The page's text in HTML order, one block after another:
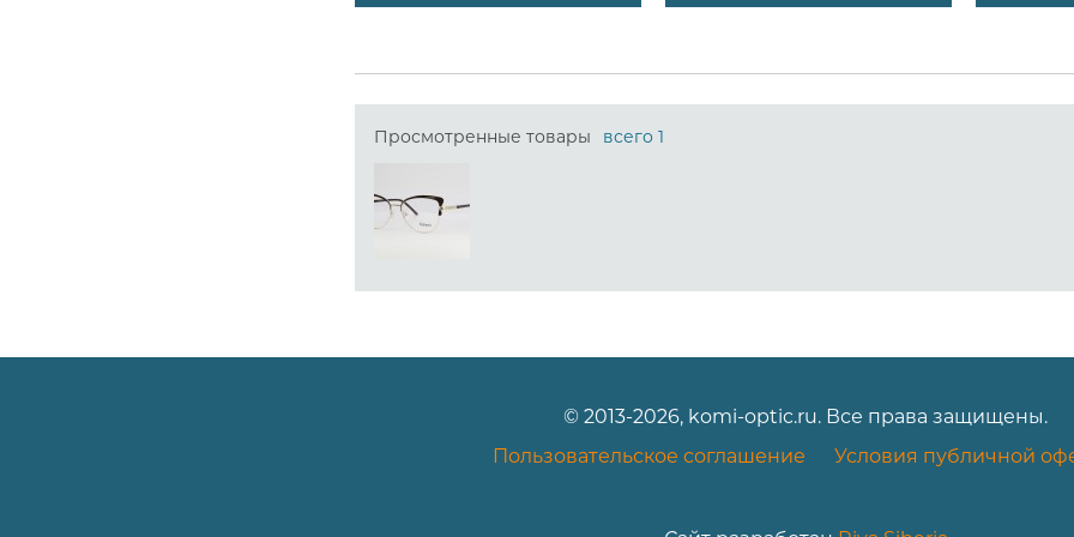
Просмотренные товары всего 1
© 2013-2026, komi-optic.ru. Все права защищены.
Пользовательское соглашение
Условия публичной